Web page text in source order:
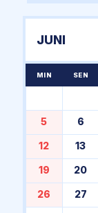
JUNI
MIN SEN
5 6
12 13
19 20
26 27